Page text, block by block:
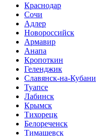
Краснодар
Сочи
Адлер
Новороссийск
Армавир
Анапа
Кропоткин
Геленджик
Славянск-на-Кубани
Туапсе
Лабинск
Крымск
Тихорецк
Белореченск
Тимашевск